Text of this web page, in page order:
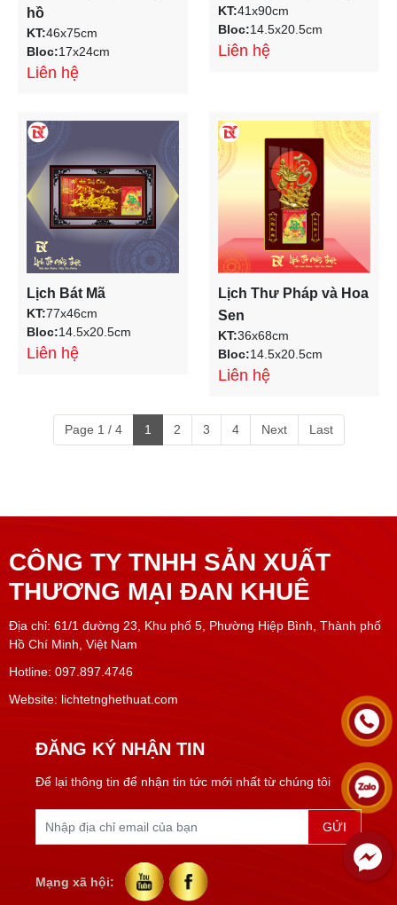
hồ
KT:46x75cm
Bloc:17x24cm
Liên hệ
KT:41x90cm
Bloc:14.5x20.5cm
Liên hệ
Lịch Bát Mã
KT:77x46cm
Bloc:14.5x20.5cm
Liên hệ
Lịch Thư Pháp và Hoa
Sen
KT:36x68cm
Bloc:14.5x20.5cm
Liên hệ
Page 1 / 4 1 2 3 4 Next Last
CÔNG TY TNHH SẢN XUẤT
THƯƠNG MẠI ĐAN KHUÊ
Địa chỉ: 61/1 đường 23, Khu phố 5, Phường Hiệp Bình, Thành phố
Hồ Chí Minh, Việt Nam
Hotline: 097.897.4746
Website: lichtetnghethuat.com
ĐĂNG KÝ NHẬN TIN
Để lại thông tin để nhận tin tức mới nhất từ chúng tôi
Mạng xã hội: